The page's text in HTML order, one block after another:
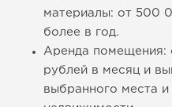
материалы: от 500
более в год.
Аренда
рублей в месяц и
выбранного места